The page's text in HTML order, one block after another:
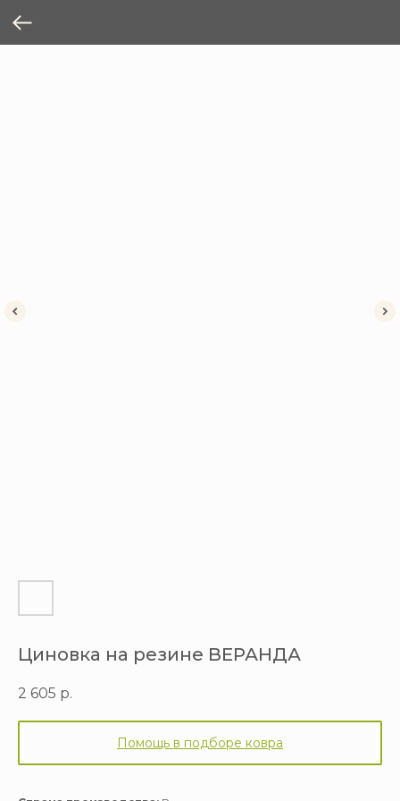
Циновка на резине ВЕРАНДА
2 605 р.
Помощь в подборе ковра